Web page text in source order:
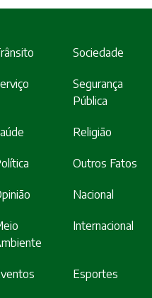
Sociedade
Segurança
Pública
Religião
Outros Fatos
Nacional
Internacional
Esportes